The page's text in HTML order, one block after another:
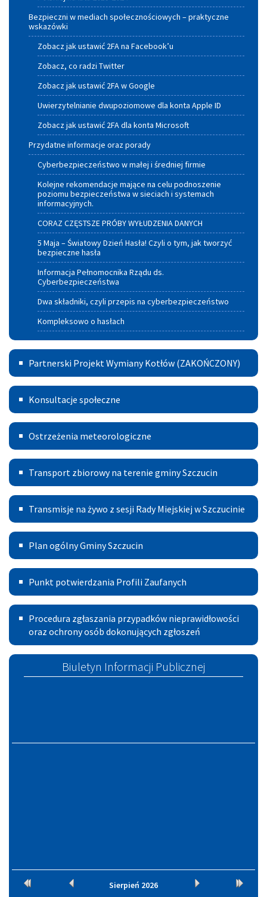
Bezpieczni w mediach społecznościowych – praktyczne
wskazówki
Zobacz jak ustawić 2FA na Facebook’u
Zobacz, co radzi Twitter
Zobacz jak ustawić 2FA w Google
Uwierzytelnianie dwupoziomowe dla konta Apple ID
Zobacz jak ustawić 2FA dla konta Microsoft
Przydatne informacje oraz porady
Cyberbezpieczeństwo w małej i średniej firmie
Kolejne rekomendacje mające na celu podnoszenie
poziomu bezpieczeństwa w sieciach i systemach
informacyjnych.
CORAZ CZĘSTSZE PRÓBY WYŁUDZENIA DANYCH
5 Maja – Światowy Dzień Hasła! Czyli o tym, jak tworzyć
bezpieczne hasła
Informacja Pełnomocnika Rządu ds.
Cyberbezpieczeństwa
Dwa składniki, czyli przepis na cyberbezpieczeństwo
Kompleksowo o hasłach
Partnerski
Projekt
Wymiany
Kotłów
Partnerski Projekt Wymiany Kotłów (ZAKOŃCZONY)
Konsultacje
Konsultacje społeczne
Ostrzeżenia
meteorologiczne
Ostrzeżenia meteorologiczne
Transport
Publiczny
Transport zbiorowy na terenie gminy Szczucin
Transmisje
na
żywo
z
sesji
Rady
Miejskiej
Szczucinie
Transmisje na żywo z sesji Rady Miejskiej w Szczucinie
Plan
ogólny
Gminy
Szczucin
Plan ogólny Gminy Szczucin
Punkt
potwierdzania
Profili
Zaufanych
Punkt potwierdzania Profili Zaufanych
Procedura
zgłoszeń
Procedura zgłaszania przypadków nieprawidłowości
oraz ochrony osób dokonujących zgłoszeń
Biuletyn Informacji Publicznej
Kalendarium
Rok
Miesiąc
Sierpień 2026
Miesiąc
Rok